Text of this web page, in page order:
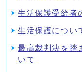
生活保護受給者
生活保護につい
最高裁判決を踏
いて